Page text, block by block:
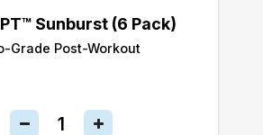
Sunburst (6 Pack)
Grade Post-Workout